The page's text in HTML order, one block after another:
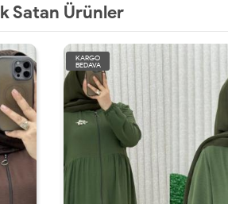
Satan Ürünler
KARGO
BEDAVA